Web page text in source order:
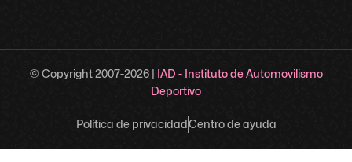
© Copyright 2007-2026| IAD - Instituto de Automovilismo
Deportivo
Política de privacidadCentro de ayuda